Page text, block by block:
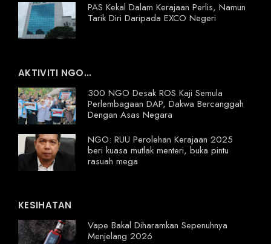
PAS Kekal Dalam Kerajaan Perlis, Namun
Tarik Diri Daripada EXCO Negeri
AKTIVITI NGO...
300 NGO Desak ROS Kaji Semula
Perlembagaan DAP, Dakwa Bercanggah
Dengan Asas Negara
NGO: RUU Perolehan Kerajaan 2025
beri kuasa mutlak menteri, buka pintu
rasuah mega
KESIHATAN
Vape Bakal Diharamkan Sepenuhnya
Menjelang 2026